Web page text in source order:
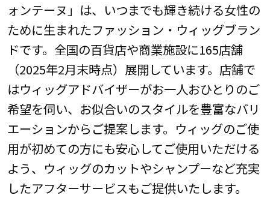
ォンテーヌ」は、いつまでも輝き続ける女性の
ために生まれたファッション・ウィッグブラン
ドです。全国の百貨店や商業施設に165店舗
（2025年2月末時点）展開しています。店舗で
はウィッグアドバイザーがお一人おひとりのご
希望を伺い、お似合いのスタイルを豊富なバリ
エーションからご提案します。ウィッグのご使
用が初めての方にも安心してご使用いただける
よう、ウィッグのカットやシャンプーなど充実
したアフターサービスもご提供いたします。